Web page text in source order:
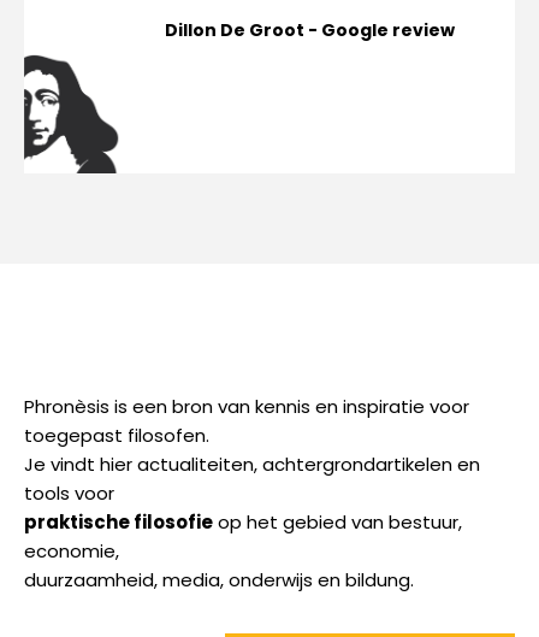
Dillon De Groot - Google review
Phronèsis is een bron van kennis en inspiratie voor
toegepast filosofen.
Je vindt hier actualiteiten, achtergrondartikelen en
tools voor
praktischefilosofieop het gebied van bestuur,
economie,
duurzaamheid, media, onderwijs en bildung.